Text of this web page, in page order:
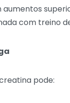
com treino
pode: